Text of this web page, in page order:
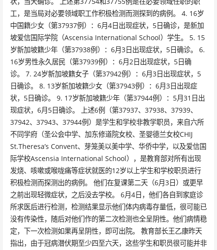
工，是当局对必要领域职工作积极检测而测探到的病例。 4. 16岁
中国籍少女（第37937例）：6月4日出现症状，5日确诊，是新加
坡爱信国际学院（Ascensia International School）学生。 5. 15
岁新加坡籍少年（第37938例）：6月3日出现症状，5日确诊。 6.
16岁男性永久居民（第37939例）：6月2日出现症状，5日确
诊。 7. 24岁新加坡籍女子（第37942例）：6月3日出现症状，5
日确诊。 8. 13岁新加坡籍少女（第37943例）：6月3日出现症
状，5日确诊。 9. 17岁新加坡籍少年（第37944例）：5月31日出
现症状，6月5日确诊。 上述6例（第37937、37938、37939、
37942、37943、37944例）是学生和学校非教学职员，来自六所
不同学府（圣公会中学、加东修道院女校、圣婴德兰女校CHIJ
St.Theresa’s Convent、芽笼美以美中学、华侨中学，以及爱信国
际学校Ascensia International School），是教育部对所有出现
发烧、咳嗽或喉咙痛等症状就医的12岁以上学生和学校职员进行
积极检测而探测出的病例。 他们在复课第二天（6月3日）或更早
之前出现轻微症状，之后没去学校。 6月4日，他们各自到家庭诊
所求医后进行检测，检测结果显示他们体内病毒存量低，很可能已
没有传染性，随后对他们作的第二次检测也全呈阴性。他们病情稳
定，下一次检测如果再呈阴性，即可出院。 教育部长王乙康昨天
指出，由于冠病潜伏期至少四至六天，这些学生和职员很可能并非